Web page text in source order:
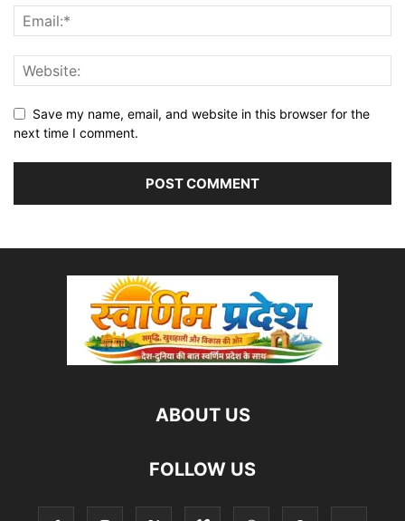
Save my name, email, and website in this browser for the
next time I comment.
ABOUT US
FOLLOW US